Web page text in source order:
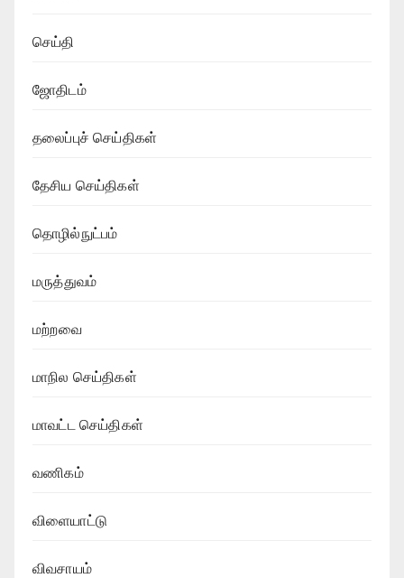
செய்தி
ஜோதிடம்
தலைப்புச் செய்திகள்
தேசிய செய்திகள்
தொழில்நுட்பம்
மருத்துவம்
மற்றவை
மாநில செய்திகள்
மாவட்ட செய்திகள்
வணிகம்
விளையாட்டு
விவசாயம்